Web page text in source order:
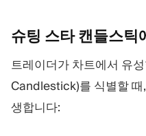
슈팅 스타 캔들스틱
트레이더가 차트에서 유
Candlestick)를 식별할 때
생합니다: